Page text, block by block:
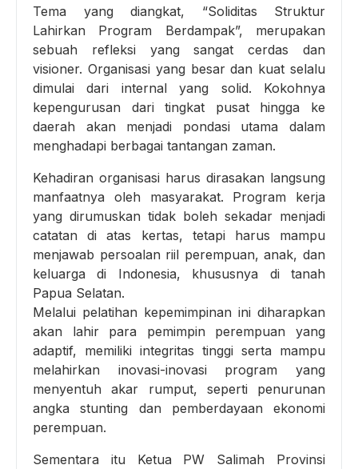
Tema yang diangkat, “Soliditas Struktur
Lahirkan Program Berdampak”, merupakan
sebuah refleksi yang sangat cerdas dan
visioner. Organisasi yang besar dan kuat selalu
dimulai dari internal yang solid. Kokohnya
kepengurusan dari tingkat pusat hingga ke
daerah akan menjadi pondasi utama dalam
menghadapi berbagai tantangan zaman.
Kehadiran organisasi harus dirasakan langsung
manfaatnya oleh masyarakat. Program kerja
yang dirumuskan tidak boleh sekadar menjadi
catatan di atas kertas, tetapi harus mampu
menjawab persoalan riil perempuan, anak, dan
keluarga di Indonesia, khususnya di tanah
Papua Selatan.
Melalui pelatihan kepemimpinan ini diharapkan
akan lahir para pemimpin perempuan yang
adaptif, memiliki integritas tinggi serta mampu
melahirkan inovasi-inovasi program yang
menyentuh akar rumput, seperti penurunan
angka stunting dan pemberdayaan ekonomi
perempuan.
Sementara itu Ketua PW Salimah Provinsi